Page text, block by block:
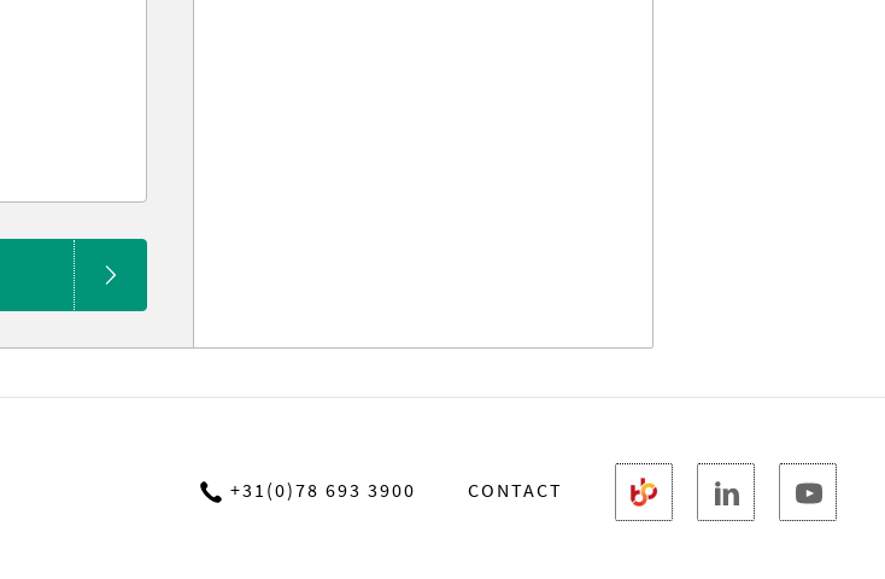
+31(0)78 693 3900 CONTACT